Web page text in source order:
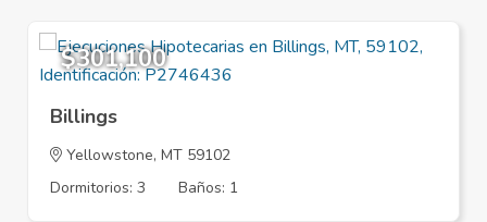
$301,100
Billings
Yellowstone, MT 59102
Dormitorios: 3
Baños: 1